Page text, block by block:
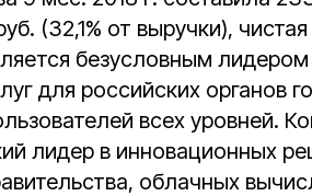
(32,1% от выручки),
безусловным
для российских органов
всех уровней.
лидер в инновационных
облачных